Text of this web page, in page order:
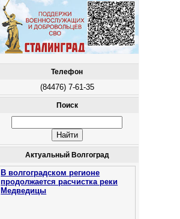
Телефон
(84476) 7-61-35
Поиск
Актуальный Волгоград
В волгоградском регионе
продолжается расчистка реки
Медведицы